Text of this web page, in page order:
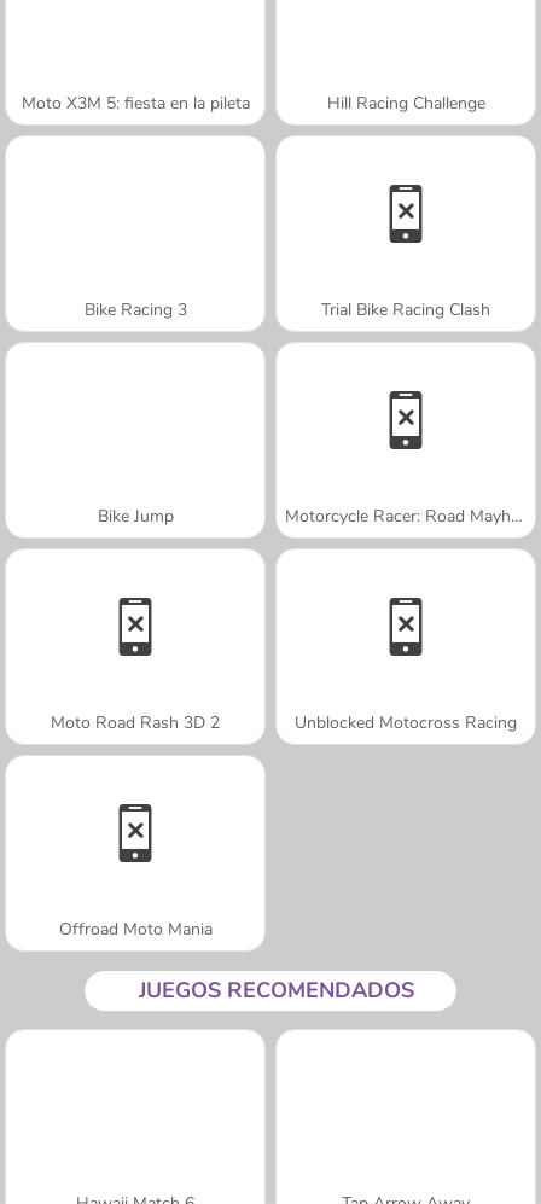
Moto X3M 5: fiesta en la pileta Hill Racing Challenge
Bike Racing 3 Trial Bike Racing Clash
Bike Jump Motorcycle Racer: Road Mayhem
Moto Road Rash 3D 2 Unblocked Motocross Racing
Offroad Moto Mania
JUEGOS RECOMENDADOS